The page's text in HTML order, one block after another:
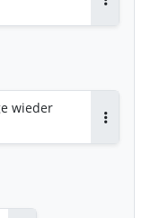
wieder